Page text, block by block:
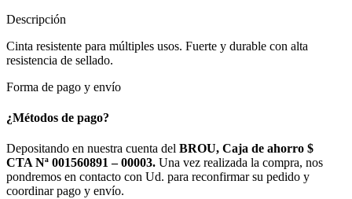
Descripción
Cinta resistente para múltiples usos. Fuerte y durable con alta
resistencia de sellado.
Forma de pago y envío
¿Métodos de pago?
Depositando en nuestra cuenta del BROU, Caja de ahorro $
CTA Nª 001560891 – 00003. Una vez realizada la compra, nos
pondremos en contacto con Ud. para reconfirmar su pedido y
coordinar pago y envío.